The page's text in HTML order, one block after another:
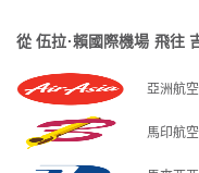
從 伍拉·賴國際機場 飛往
亞洲航空
馬印航空